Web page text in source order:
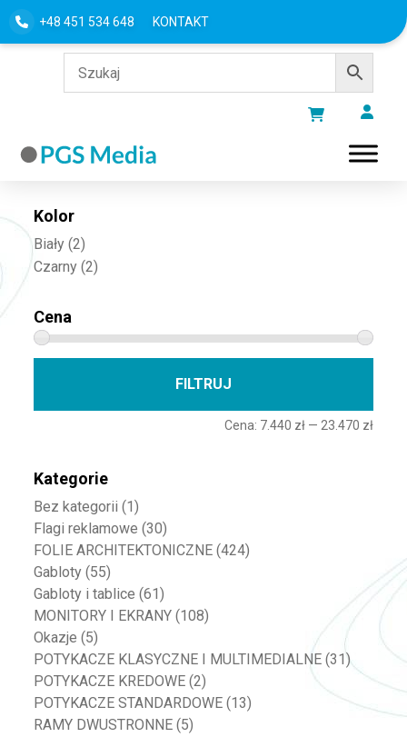
+48 451 534 648 KONTAKT
Filtru według
Kolor
Biały (2)
Czarny (2)
Cena
FILTRUJ
Cena: 7.440 zł— 23.470 zł
Kategorie
Bez kategorii (1)
Flagi reklamowe (30)
FOLIE ARCHITEKTONICZNE (424)
Gabloty (55)
Gabloty i tablice (61)
MONITORY I EKRANY (108)
Okazje (5)
POTYKACZE KLASYCZNE I MULTIMEDIALNE (31)
POTYKACZE KREDOWE (2)
POTYKACZE STANDARDOWE (13)
RAMY DWUSTRONNE (5)